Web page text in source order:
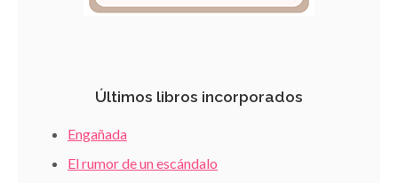
Últimos libros incorporados
Engañada
El rumor de un escándalo